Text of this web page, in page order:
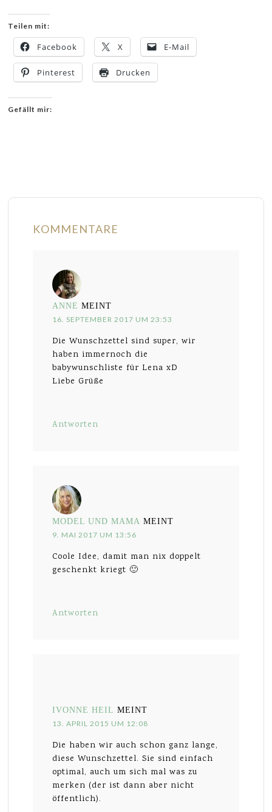
Teilen mit:
Facebook X E-Mail
Pinterest Drucken
Gefällt mir:
KOMMENTARE
ANNE MEINT
16. SEPTEMBER 2017 UM 23:53
Die Wunschzettel sind super, wir
haben immernoch die
babywunschliste für Lena xD
Liebe Grüße
Antworten
MODEL UND MAMA MEINT
9. MAI 2017 UM 13:56
Coole Idee, damit man nix doppelt
geschenkt kriegt 🙂
Antworten
IVONNE HEIL MEINT
13. APRIL 2015 UM 12:08
Die haben wir auch schon ganz lange,
diese Wunschzettel. Sie sind einfach
optimal, auch um sich mal was zu
merken (der ist dann aber nicht
öffentlich).